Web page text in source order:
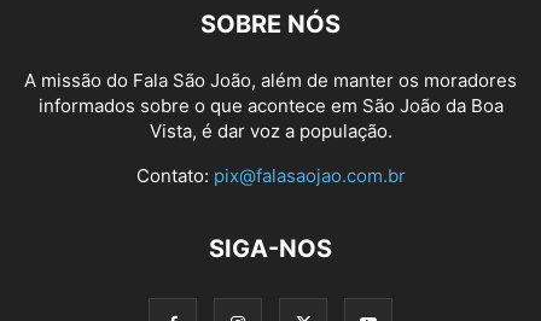
SOBRE NÓS
A missão do Fala São João, além de manter os moradores
informados sobre o que acontece em São João da Boa
Vista, é dar voz a população.
Contato: pix@falasaojao.com.br
SIGA-NOS